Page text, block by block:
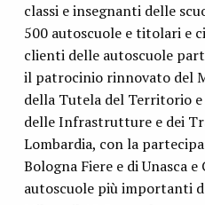
classi e insegnanti delle
500 autoscuole e titolari e
clienti delle autoscuole
il patrocinio rinnovato del
della Tutela del Territorio
delle Infrastrutture e dei
Lombardia, con la
Bologna Fiere e di Unasca
autoscuole più importanti